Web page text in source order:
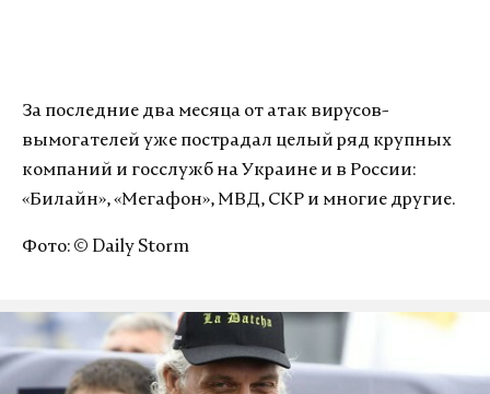
За последние два месяца от атак вирусов-
вымогателей уже пострадал целый ряд крупных
компаний и госслужб на Украине и в России:
«Билайн», «Мегафон», МВД, СКР и многие другие.
Фото: © Daily Storm